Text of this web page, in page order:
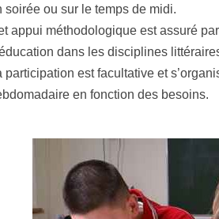
soirée ou sur le temps de midi.
appui méthodologique est assuré
dans les disciplines
participation est facultative et
en fonction des besoins.